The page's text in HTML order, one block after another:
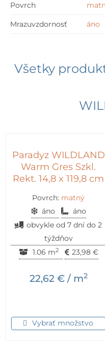
Povrch
Mrazuvzdornosť áno
Všetky
Paradyz WILDLAND
Warm Gres Szkl.
Rekt. 14,8 x 119,8 cm
Povrch: matný
áno
áno
obvykle od 7 dní do 2
týždňov
1.06 m2 23,98 €
22,62 €/ m2
Vybrať množstvo